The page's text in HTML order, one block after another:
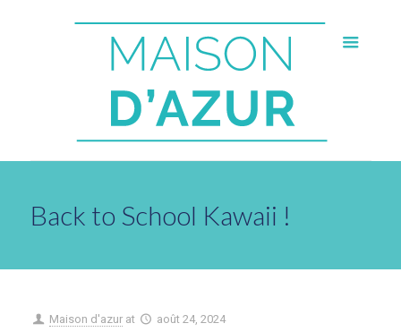
Back to School Kawaii !
Maison d'azur at août 24, 2024